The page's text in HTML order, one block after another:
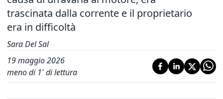
trascinata dalla corrente e il proprietario
era in difficoltà
Sara Del Sal
19 maggio 2026
meno di 1' di lettura